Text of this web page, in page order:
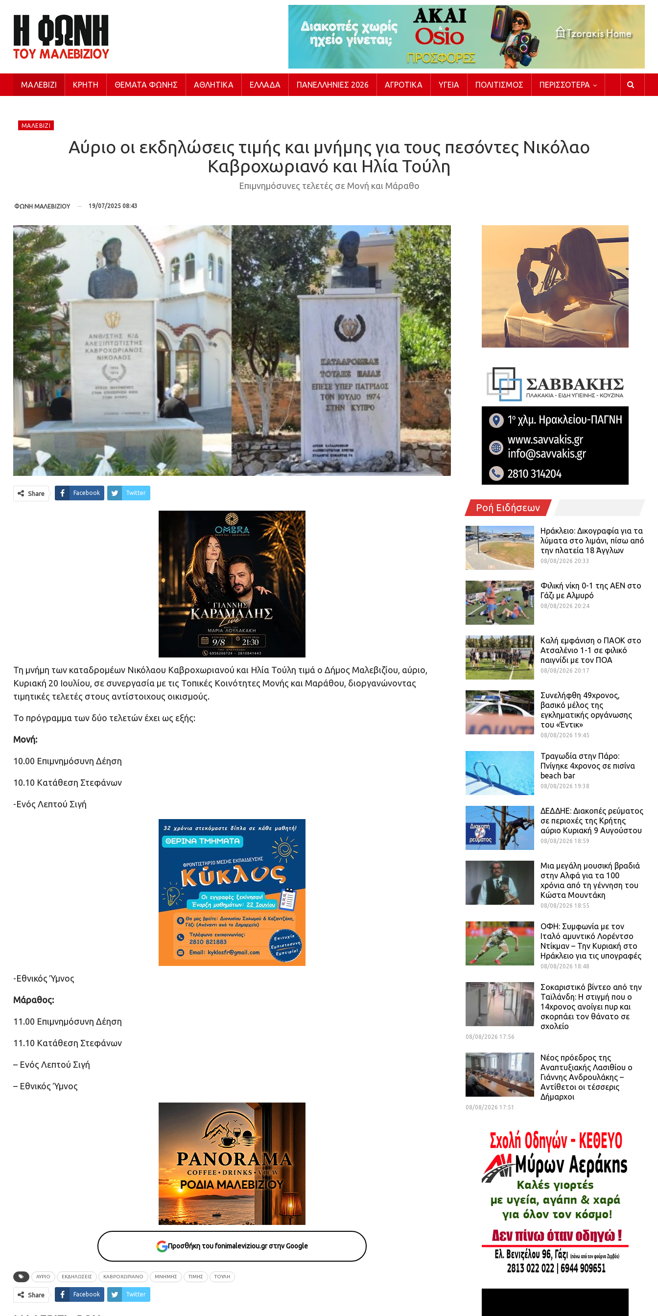
ΜΑΛΕΒΊΖΙ ΚΡΉΤΗ ΘΈΜΑΤΑ ΦΩΝΉΣ ΑΘΛΗΤΙΚΆ ΕΛΛΆΔΑ ΠΑΝΕΛΛΉΝΙΕΣ 2026 ΑΓΡΟΤΙΚΆ ΥΓΕΊΑ ΠΟΛΙΤΙΣΜΌΣ ΠΕΡΙΣΣΌΤΕΡΑ
ΜΑΛΕΒΊΖΙ
Αύριο οι εκδηλώσεις τιμής και μνήμης για τους πεσόντες Νικόλαο
Καβροχωριανό και Ηλία Τούλη
Επιμνημόσυνες τελετές σε Μονή και Μάραθο
ΦΩΝΗ ΜΑΛΕΒΙΖΙΟΥ 19/07/2025 08:43
Share Facebook Twitter
Τη μνήμη των καταδρομέων Νικόλαου Καβροχωριανού και Ηλία Τούλη τιμά ο Δήμος Μαλεβιζίου, αύριο,
Κυριακή 20 Ιουλίου, σε συνεργασία με τις Τοπικές Κοινότητες Μονής και Μαράθου, διοργανώνοντας
τιμητικές τελετές στους αντίστοιχους οικισμούς.
Το πρόγραμμα των δύο τελετών έχει ως εξής:
Μονή:
10.00 Επιμνημόσυνη Δέηση
10.10 Κατάθεση Στεφάνων
-Ενός Λεπτού Σιγή
-Εθνικός Ύμνος
Μάραθος:
11.00 Επιμνημόσυνη Δέηση
11.10 Κατάθεση Στεφάνων
– Ενός Λεπτού Σιγή
– Εθνικός Ύμνος
Προσθήκη του fonimaleviziou.gr στην Google
ΑΥΡΙΟ ΕΚΔΗΛΩΣΕΙΣ ΚΑΒΡΟΧΩΡΙΑΝΟ ΜΝΗΜΗΣ ΤΙΜΗΣ ΤΟΥΛΗ
Share Facebook Twitter
Ροή Ειδήσεων
Ηράκλειο: Δικογραφία για τα
λύματα στο λιμάνι, πίσω από
την πλατεία 18 Άγγλων
08/08/2026 20:33
Φιλική νίκη 0-1 της ΑΕΝ στο
Γάζι με Αλμυρό
08/08/2026 20:24
Καλή εμφάνιση ο ΠΑΟΚ στο
Ατσαλένιο 1-1 σε φιλικό
παιγνίδι με τον ΠΟΑ
08/08/2026 20:17
Συνελήφθη 49χρονος,
βασικό μέλος της
εγκληματικής οργάνωσης
του «Έντικ»
08/08/2026 19:45
Τραγωδία στην Πάρο:
Πνίγηκε 4χρονος σε πισίνα
beach bar
08/08/2026 19:38
ΔΕΔΔΗΕ: Διακοπές ρεύματος
σε περιοχές της Κρήτης
αύριο Κυριακή 9 Αυγούστου
08/08/2026 18:59
Μια μεγάλη μουσική βραδιά
στην Αλφά για τα 100
χρόνια από τη γέννηση του
Κώστα Μουντάκη
08/08/2026 18:55
ΟΦΗ: Συμφωνία με τον
Ιταλό αμυντικό Λορέντσο
Ντίκμαν – Την Κυριακή στο
Ηράκλειο για τις υπογραφές
08/08/2026 18:48
Σοκαριστικό βίντεο από την
Ταϊλάνδη: Η στιγμή που ο
14χρονος ανοίγει πυρ και
σκορπάει τον θάνατο σε
σχολείο
08/08/2026 17:56
Νέος πρόεδρος της
Αναπτυξιακής Λασιθίου ο
Γιάννης Ανδρουλάκης –
Αντίθετοι οι τέσσερις
Δήμαρχοι
08/08/2026 17:51